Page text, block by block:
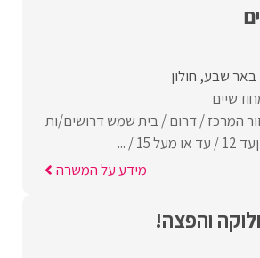
באר שבע חולון
המרכז / דרום / בית שמש דרושים/ות
/ ...
מידע על המשרה
והפצה!